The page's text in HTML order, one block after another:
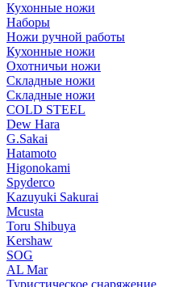
Кухонные ножи
Наборы
Ножи ручной работы
Кухонные ножи
Охотничьи ножи
Складные ножи
Складные ножи
COLD STEEL
Dew Hara
G.Sakai
Hatamoto
Higonokami
Spyderco
Kazuyuki Sakurai
Mcusta
Toru Shibuya
Kershaw
SOG
AL Mar
Туристическое снаряжение